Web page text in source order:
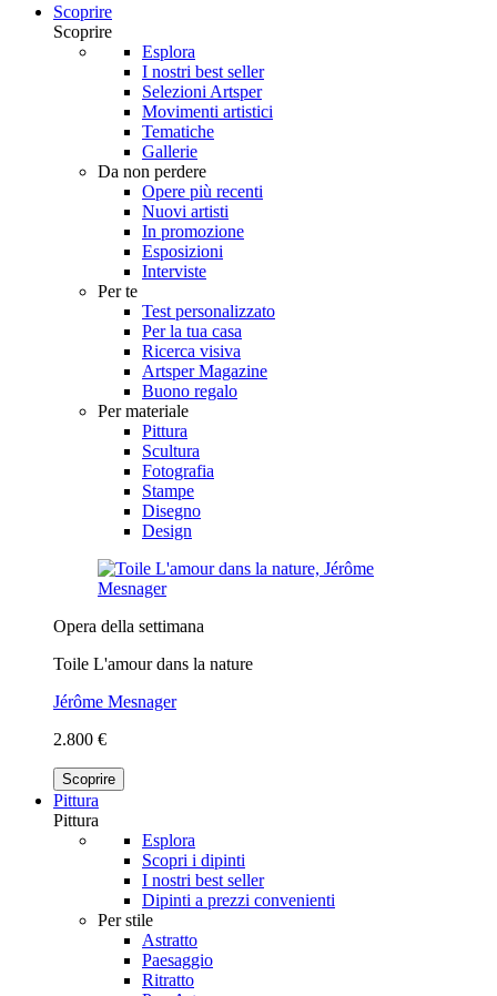
Scoprire
Scoprire
Esplora
I nostri best seller
Selezioni Artsper
Movimenti artistici
Tematiche
Gallerie
Da non perdere
Opere più recenti
Nuovi artisti
In promozione
Esposizioni
Interviste
Per te
Test personalizzato
Per la tua casa
Ricerca visiva
Artsper Magazine
Buono regalo
Per materiale
Pittura
Scultura
Fotografia
Stampe
Disegno
Design
Opera della settimana
Toile L'amour dans la nature
Jérôme Mesnager
2.800 €
Scoprire
Pittura
Pittura
Esplora
Scopri i dipinti
I nostri best seller
Dipinti a prezzi convenienti
Per stile
Astratto
Paesaggio
Ritratto